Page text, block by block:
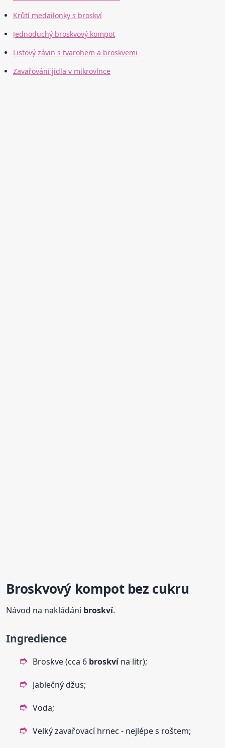
Krůtí medailonky s broskví
Jednoduchý broskvový kompot
Listový závin s tvarohem a broskvemi
Zavařování jídla v mikrovlnce
Broskvový kompot bez cukru
Návod na nakládáníbroskví.
Ingredience
Broskve (cca 6 broskvína litr);
Jablečný džus;
Voda;
Velký zavařovací hrnec - nejlépe s roštem;